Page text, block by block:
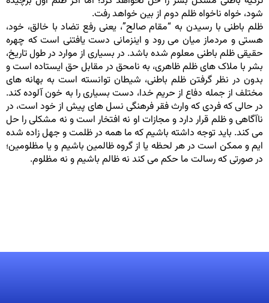
شود، خواه ناخواه ظلم دوم از بین خواهد رفت.
ظلم باطنی با رسیدن به “مقام صالح”، یعنی رفع تضاد با خالق، خود،
هستی و مردماز میان می رود و اینزمانی دست یافتنی است که چهره
حقیقی ظلم باطنی معلوم شده باشد. در بسیاری از موارد در طول تاریخ،
بشر با ملاک های ظلم ظاهری، به نامحق در مقابل حق ایستاده است و
بدون در نظر گرفتن ظلم باطنی، شیطان توانسته است به بهانه های
مختلف از جمله دفاع از حریم خدا، دست بسیاری را به خون آلوده کند.
در حالی که فردی که وارث فقر فرهنگی نسل های پیش از خود است، در
ناآگاهی و ظلم قرار دارد و مجازات او نه افتخار است و نه مشکلی را حل
می کند. باید توجه داشته باشیم که ما همه در ظلمت و جهل زاده شده
ایم و ممکن است در هر لحظه یا از گروه ظالمین باشیم و یا مظلومین؛
در صورتی که رسالت ما حکم می کند نه ظالم باشیم و نه مظلوم.